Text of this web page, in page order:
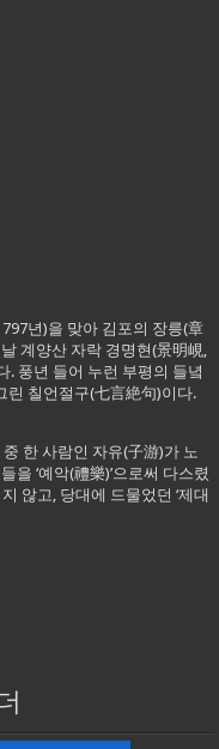
년)을 맞아 김포의 장릉(章
계양산 자락 경명현(景明峴,
. 풍년 들어 누런 부평의 들녘
린 칠언절구(七言絶句)이다.
한 사람인 자유(子游)가 노
을 ‘예악(禮樂)’으로써 다스렸
않고, 당대에 드물었던 ‘제대